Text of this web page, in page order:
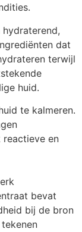
hydraterend,
dat
terwijl
huid.
te kalmeren.
en
bevat
bij de bron